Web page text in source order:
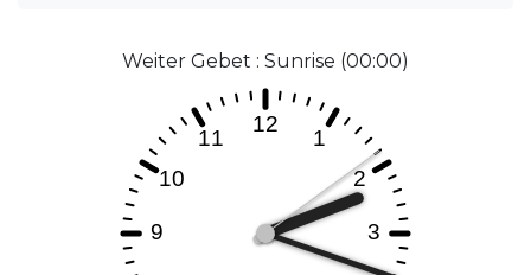
Weiter Gebet : Sunrise (00:00)